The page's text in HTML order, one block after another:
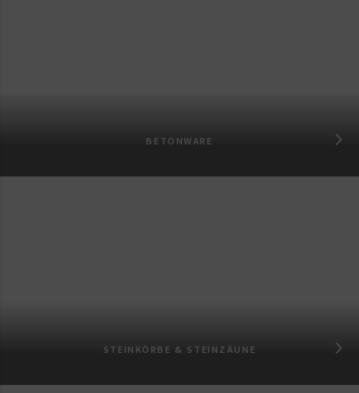
BETONWARE
STEINKÖRBE & STEINZÄUNE